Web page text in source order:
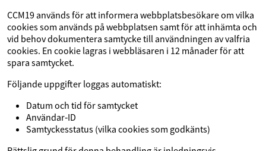
CCM19 används för att informera webbplatsbesökare om vilka
cookies som används på webbplatsen samt för att inhämta och
vid behov dokumentera samtycke till användningen av valfria
cookies. En cookie lagras i webbläsaren i 12 månader för att
spara samtycket.
Följande uppgifter loggas automatiskt:
Datum och tid för samtycket
Användar‑ID
Samtyckesstatus (vilka cookies som godkänts)